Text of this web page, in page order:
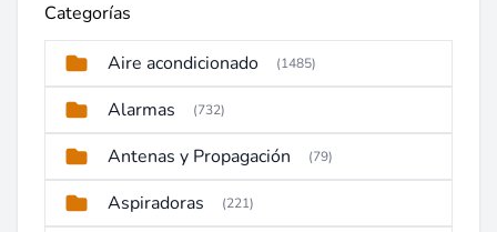
Categorías
Aire acondicionado (1485)
Alarmas (732)
Antenas y Propagación (79)
Aspiradoras (221)